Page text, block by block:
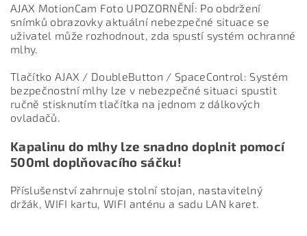
AJAX MotionCam Foto UPOZORNĚNÍ: Po obdržení
snímků obrazovky aktuální nebezpečné situace se
uživatel může rozhodnout, zda spustí systém ochranné
mlhy.
Tlačítko AJAX / DoubleButton / SpaceControl: Systém
bezpečnostní mlhy lze v nebezpečné situaci spustit
ručně stisknutím tlačítka na jednom z dálkových
ovladačů.
Kapalinu do mlhy lze snadno doplnit pomocí
500ml doplňovacího sáčku!
Příslušenství zahrnuje stolní stojan, nastavitelný
držák, WIFI kartu, WIFI anténu a sadu LAN karet.